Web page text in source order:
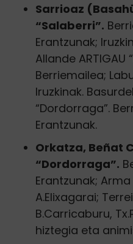
Sarrioaz
“Salaberri”.
Erantzunak;
Allande ARTIGAU
Berriemailea;
Iruzkinak.
“Dordorraga”.
Erantzunak.
Orkatza, Beñat
“Dordorraga”.
Erantzunak;
A.Elixagarai;
B.Carricaburu,
hiztegia eta